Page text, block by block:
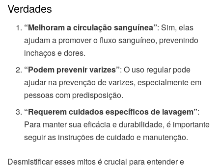
Verdades
“Melhoram a circulação sanguínea”: Sim, elas
ajudam a promover o fluxo sanguíneo, prevenindo
inchaços e dores.
“Podem prevenir varizes”: O uso regular pode
ajudar na prevenção de varizes, especialmente em
pessoas com predisposição.
“Requerem cuidados específicos de lavagem”:
Para manter sua eficácia e durabilidade, é importante
seguir as instruções de cuidado e manutenção.
Desmistificar esses mitos é crucial para entender e